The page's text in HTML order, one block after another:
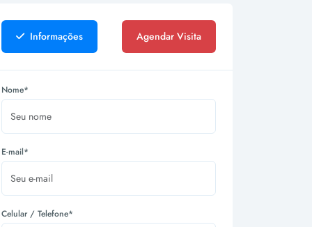
Informações Agendar Visita
Nome*
E-mail*
Celular / Telefone*